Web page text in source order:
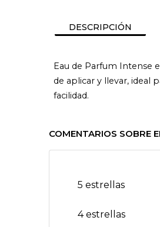
DESCRIPCIÓN
Eau de Parfum Intense
de aplicar y llevar, ideal
facilidad.
COMENTARIOS SOBRE
5 estrellas
4 estrellas